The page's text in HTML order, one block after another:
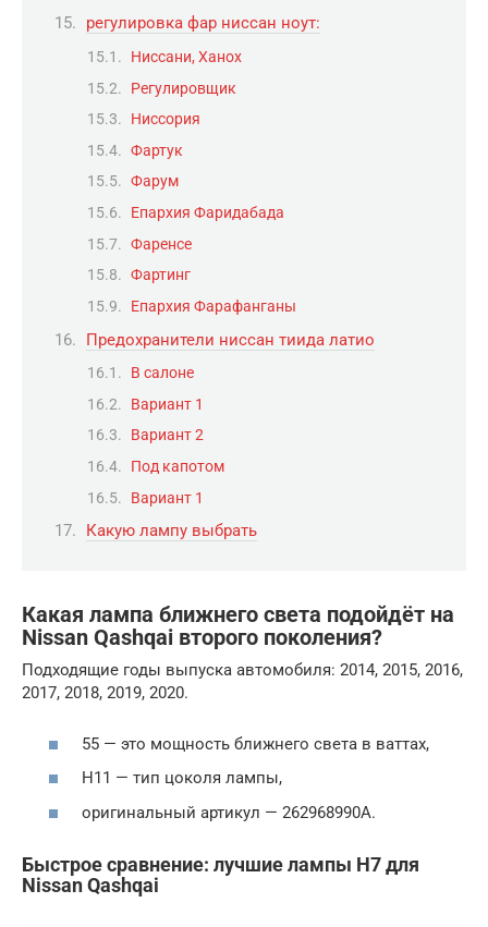
регулировка фар ниссан ноут:
Ниссани, Ханох
Регулировщик
Ниссория
Фартук
Фарум
Епархия Фаридабада
Фаренсе
Фартинг
Епархия Фарафанганы
Предохранители ниссан тиида латио
В салоне
Вариант 1
Вариант 2
Под капотом
Вариант 1
Какую лампу выбрать
Какая лампа ближнего света подойдёт на
Nissan Qashqai второго поколения?
Подходящие годы выпуска автомобиля: 2014, 2015, 2016,
2017, 2018, 2019, 2020.
55 — это мощность ближнего света в ваттах,
H11 — тип цоколя лампы,
оригинальный артикул — 262968990A.
Быстрое сравнение: лучшие лампы H7 для
NissanQashqai